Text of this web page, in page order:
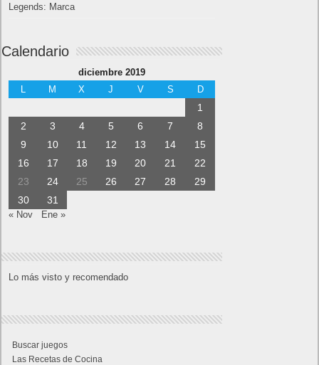
Legends: Marca
Calendario
diciembre 2019
M X J V S D
1
2
3 4 5 6 7
8
9
10 11 12 13 14
15
16
17 18 19 20 21
22
23
24 25 26 27 28
29
30
31
« Nov Ene »
Lo más visto y recomendado
Buscar juegos
Las Recetas de Cocina